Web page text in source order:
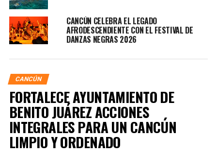
CANCÚN CELEBRA EL LEGADO
AFRODESCENDIENTE CON EL FESTIVAL DE
DANZAS NEGRAS 2026
CANCÚN
FORTALECE AYUNTAMIENTO DE
BENITO JUÁREZ ACCIONES
INTEGRALES PARA UN CANCÚN
LIMPIO Y ORDENADO